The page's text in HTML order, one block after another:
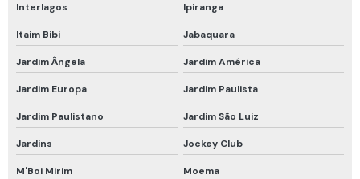
Respirador motorizado epi
Respirador purificador de ar motorizado
Respirador semi facial com cartucho
Respirador semi facial com filtro
Respirador semi facial com filtro químico
Respirador semi facial para vapores orgânicos
Interlagos Ipiranga
Itaim Bibi Jabaquara
Jardim Ângela Jardim América
Jardim Europa Jardim Paulista
Jardim Paulistano Jardim São Luiz
Jardins Jockey Club
M'Boi Mirim Moema